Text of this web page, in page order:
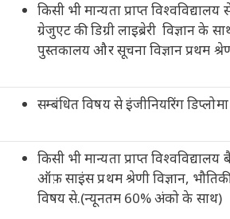
किसी भी मान्यता प्राप्त विश्वविद्यालय
ग्रेजुएट की डिग्री लाइब्रेरी विज्ञान के
पुस्तकालय और सूचना विज्ञान प्रथम
सम्बंधित विषय से इंजीनियरिंग डिप्लोमा
किसी भी मान्यता प्राप्त
ऑफ़ साइंस प्रथम श्रेणी विज्ञान,
विषय से.(न्यूनतम 60% अंको के साथ)